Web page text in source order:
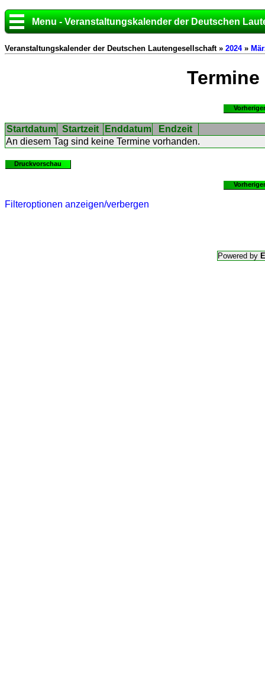
Menu - Veranstaltungskalender der Deutschen
Veranstaltungskalender der Deutschen Lautengesellschaft » 2024»
Termine
Startdatum Startzeit Enddatum
Endzeit
An diesem Tag sind keine Termine vorhanden.
Druckvorschau
Filteroptionen anzeigen/verbergen
Powered by